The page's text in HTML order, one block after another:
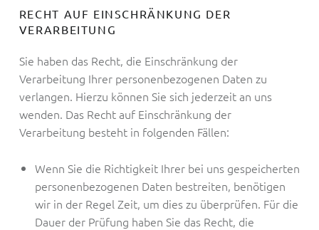
RECHT AUF EINSCHRÄNKUNG DER
VERARBEITUNG
Sie haben das Recht, die Einschränkung der
Verarbeitung Ihrer personenbezogenen Daten zu
verlangen. Hierzu können Sie sich jederzeit an uns
wenden. Das Recht auf Einschränkung der
Verarbeitung besteht in folgenden Fällen:
Wenn Sie die Richtigkeit Ihrer bei uns gespeicherten
personenbezogenen Daten bestreiten, benötigen
wir in der Regel Zeit, um dies zu überprüfen. Für die
Dauer der Prüfung haben Sie das Recht, die